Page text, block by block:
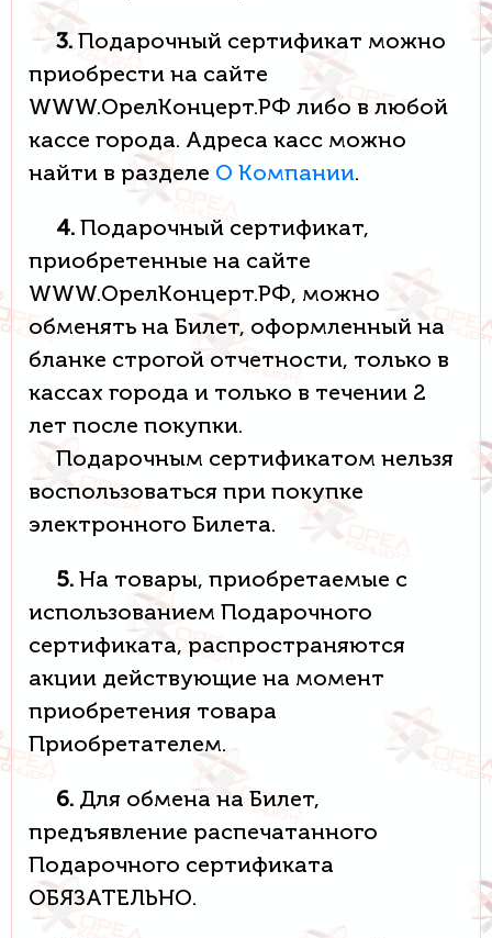
3.Подарочный сертификат можно
приобрести на сайте
WWW.ОрелКонцерт.РФ либо в любой
кассе города. Адреса касс можно
найти в разделе О Компании.
4. Подарочный сертификат,
приобретенные на сайте
WWW.ОрелКонцерт.РФ, можно
обменять на Билет, оформленный на
бланке строгой отчетности, только в
кассах города и только в течении 2
лет после покупки.
Подарочным сертификатом нельзя
воспользоваться при покупке
электронного Билета.
5. На товары, приобретаемые с
использованием Подарочного
сертификата, распространяются
акции действующие на момент
приобретения товара
Приобретателем.
6. Для обмена на Билет,
предъявление распечатанного
Подарочного сертификата
ОБЯЗАТЕЛЬНО.